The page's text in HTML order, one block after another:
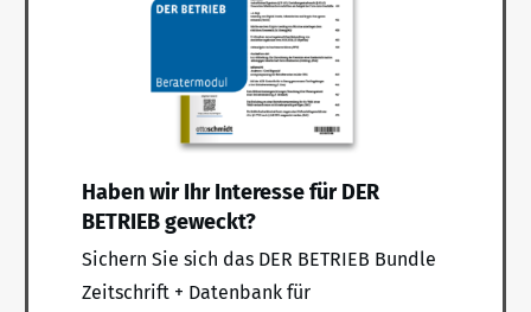
Haben wir Ihr Interesse für DER
BETRIEB geweckt?
Sichern Sie sich das DER BETRIEB Bundle
Zeitschrift + Datenbank für